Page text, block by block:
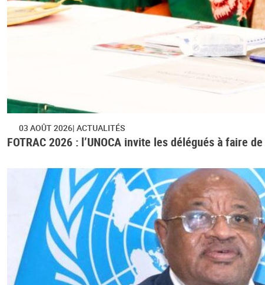
03 AOÛT 2026 ACTUALITÉS
FOTRAC 2026 : l’UNOCA invite les délégués à